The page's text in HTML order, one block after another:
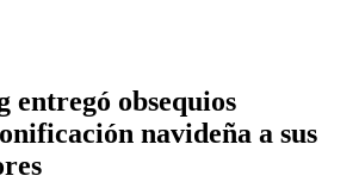
entregó obsequios
navideña a sus